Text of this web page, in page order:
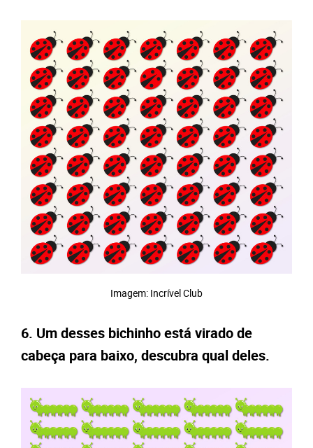
Imagem: Incrível Club
6. Um desses bichinho está virado de
cabeça para baixo, descubra qual deles.